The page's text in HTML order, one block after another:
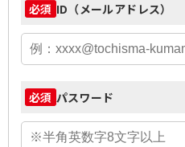
必須 ID（メールアドレス）
必須 パスワード